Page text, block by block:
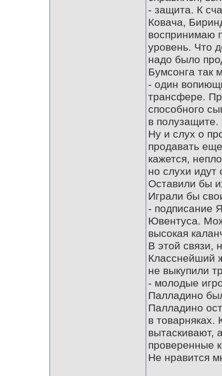
- защита. К
Ковача,
воспринимаю
уровень. Что
надо было
Бумсонга так
- один
трансфере.
способного
в
Ну и слух о
продавать
кажется,
но слухи
Оставили бы
Играли бы
- подписание
Ювентуса.
высокая
В этой связи,
Класснейший
не выкупили
- молодые
Палладино
Палладино
в товарняках.
вытаскивают,
проверенные
Не нравится